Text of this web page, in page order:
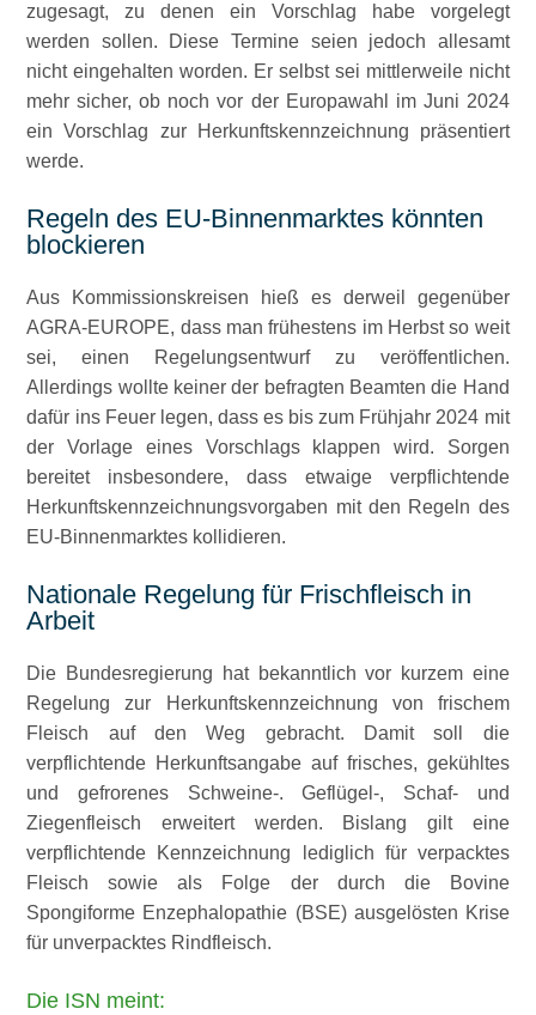
zugesagt, zu denen ein Vorschlag habe vorgelegt
werden sollen. Diese Termine seien jedoch allesamt
nicht eingehalten worden. Er selbst sei mittlerweile nicht
mehr sicher, ob noch vor der Europawahl im Juni 2024
ein Vorschlag zur Herkunftskennzeichnung präsentiert
werde.
Regeln des EU-Binnenmarktes könnten
blockieren
Aus Kommissionskreisen hieß es derweil gegenüber
AGRA-EUROPE, dass man frühestens im Herbst so weit
sei, einen Regelungsentwurf zu veröffentlichen.
Allerdings wollte keiner der befragten Beamten die Hand
dafür ins Feuer legen, dass es bis zum Frühjahr 2024 mit
der Vorlage eines Vorschlags klappen wird. Sorgen
bereitet insbesondere, dass etwaige verpflichtende
Herkunftskennzeichnungsvorgaben mit den Regeln des
EU-Binnenmarktes kollidieren.
Nationale Regelung für Frischfleisch in
Arbeit
Die Bundesregierung hat bekanntlich vor kurzem eine
Regelung zur Herkunftskennzeichnung von frischem
Fleisch auf den Weg gebracht. Damit soll die
verpflichtende Herkunftsangabe auf frisches, gekühltes
und gefrorenes Schweine-. Geflügel-, Schaf- und
Ziegenfleisch erweitert werden. Bislang gilt eine
verpflichtende Kennzeichnung lediglich für verpacktes
Fleisch sowie als Folge der durch die Bovine
Spongiforme Enzephalopathie (BSE) ausgelösten Krise
für unverpacktes Rindfleisch.
Die ISN meint: